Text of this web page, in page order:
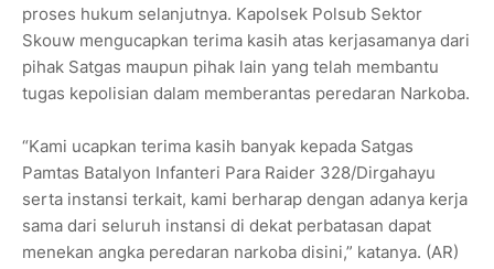
proses hukum selanjutnya. Kapolsek Polsub Sektor
Skouw mengucapkan terima kasih atas kerjasamanya dari
pihak Satgas maupun pihak lain yang telah membantu
tugas kepolisian dalam memberantas peredaran Narkoba.
“Kami ucapkan terima kasih banyak kepada Satgas
Pamtas Batalyon Infanteri Para Raider 328/Dirgahayu
serta instansi terkait, kami berharap dengan adanya kerja
sama dari seluruh instansi di dekat perbatasan dapat
menekan angka peredaran narkoba disini,” katanya. (AR)